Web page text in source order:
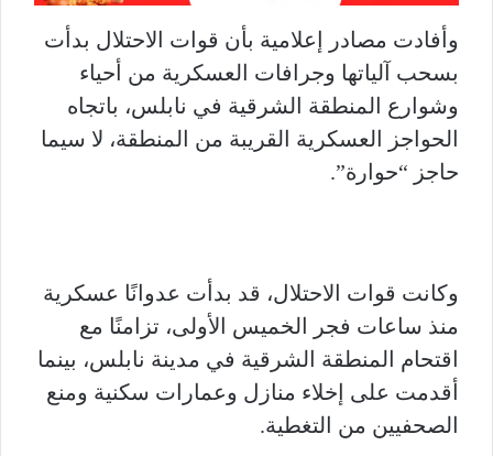
وأفادت مصادر إعلامية بأن قوات الاحتلال بدأت
بسحب آلياتها وجرافات العسكرية من أحياء
وشوارع المنطقة الشرقية في نابلس، باتجاه
الحواجز العسكرية القريبة من المنطقة، لا سيما
حاجز “حوارة”.
وكانت قوات الاحتلال، قد بدأت عدوانًا عسكرية
منذ ساعات فجر الخميس الأولى، تزامنًا مع
اقتحام المنطقة الشرقية في مدينة نابلس، بينما
أقدمت على إخلاء منازل وعمارات سكنية ومنع
الصحفيين من التغطية.